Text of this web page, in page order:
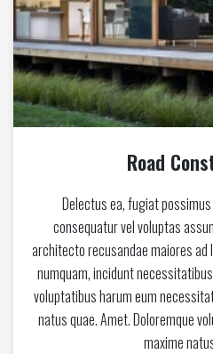
Road
Delectus ea, fugiat
consequatur vel voluptas
architecto recusandae maiores ad
numquam, incidunt
voluptatibus harum eum
natus quae. Amet. Doloremque
maxime